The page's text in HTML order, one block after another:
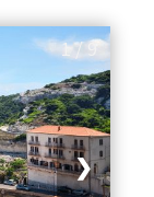
1 / 9
❮